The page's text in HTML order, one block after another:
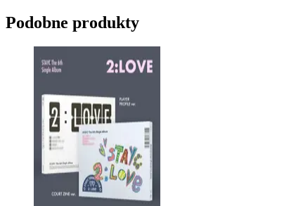
Podobne produkty